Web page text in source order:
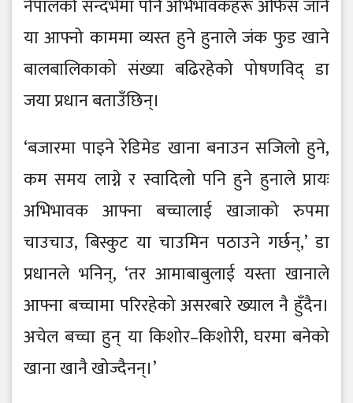
नेपालको सन्दर्भमा पनि अभिभावकहरू अफिस जाने
या आफ्नो काममा व्यस्त हुने हुनाले जंक फुड खाने
बालबालिकाको संख्या बढिरहेको पोषणविद् डा
जया प्रधान बताउँछिन्।
‘बजारमा पाइने रेडिमेड खाना बनाउन सजिलो हुने,
कम समय लाग्ने र स्वादिलो पनि हुने हुनाले प्रायः
अभिभावक आफ्ना बच्चालाई खाजाको रुपमा
चाउचाउ, बिस्कुट या चाउमिन पठाउने गर्छन्,’ डा
प्रधानले भनिन्, ‘तर आमाबाबुलाई यस्ता खानाले
आफ्ना बच्चामा परिरहेको असरबारे ख्याल नै हुँदैन।
अचेल बच्चा हुन् या किशोर–किशोरी, घरमा बनेको
खाना खानै खोज्दैनन्।’